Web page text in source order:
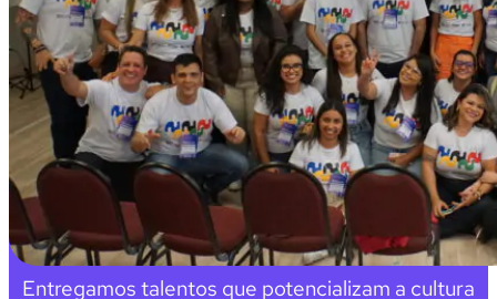
Entregamos talentos que potencializam a cultura